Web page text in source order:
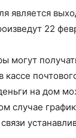
является
22
могут
кассе
на дом
случае